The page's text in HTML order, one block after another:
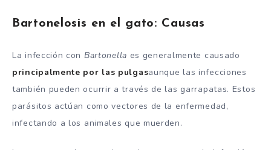
Bartonelosis en el gato: Causas
La infección con Bartonella es generalmente causado
principalmente por las pulgasaunque las infecciones
también pueden ocurrir a través de las garrapatas. Estos
parásitos actúan como vectores de la enfermedad,
infectando a los animales que muerden.